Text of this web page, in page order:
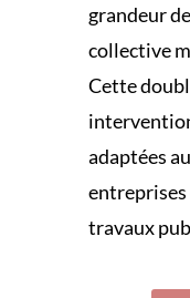
grandeur
collective
Cette
adaptées
entreprises
travaux